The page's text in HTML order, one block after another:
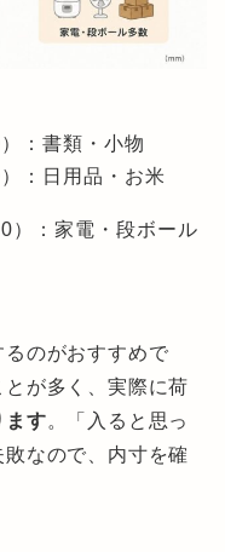
：書類・小物
：日用品・お米
）：家電・段ボール
るのがおすすめで
が多く、実際に荷
ます。「入ると思っ
なので、内寸を確